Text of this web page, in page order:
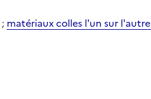
; matériaux colles l'un sur l'autre